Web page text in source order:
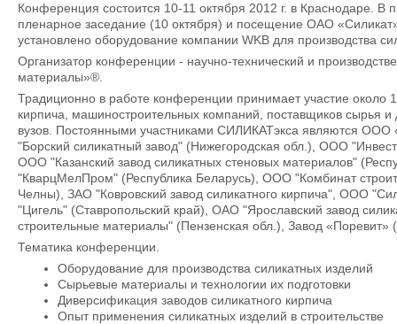
Конференция состоится 10-11 октября 2012 г. в Краснодаре.
пленарное заседание (10 октября) и посещение ОАО «Силикат»
установлено оборудование компании WKB для производства
Организатор конференции - научно-технический и
материалы»®.
Традиционно в работе конференции принимает участие около
кирпича, машиностроительных компаний, поставщиков сырья и
вузов. Постоянными участниками СИЛИКАТэкса являются ООО
"Борский силикатный завод" (Нижегородская обл.), ООО
ООО "Казанский завод силикатных стеновых материалов"
"КварцМелПром" (Республика Беларусь), ООО "Комбинат
Челны), ЗАО "Ковровский завод силикатного кирпича", ООО
"Цигель" (Ставропольский край), ОАО "Ярославский завод
строительные материалы" (Пензенская обл.), Завод
Тематика конференции.
Оборудование для производства силикатных изделий
Сырьевые материалы и технологии их подготовки
Диверсификация заводов силикатного кирпича
Опыт применения силикатных изделий в строительстве